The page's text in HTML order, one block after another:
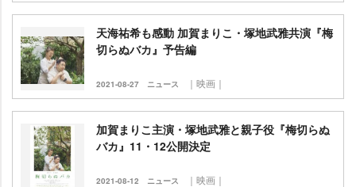
天海祐希も感動 加賀まりこ・塚地武雅共演『梅
切らぬバカ』予告編
2021-08-27 ニュース ｜映画｜
加賀まりこ主演・塚地武雅と親子役『梅切らぬ
バカ』11・12公開決定
2021-08-12 ニュース ｜映画｜